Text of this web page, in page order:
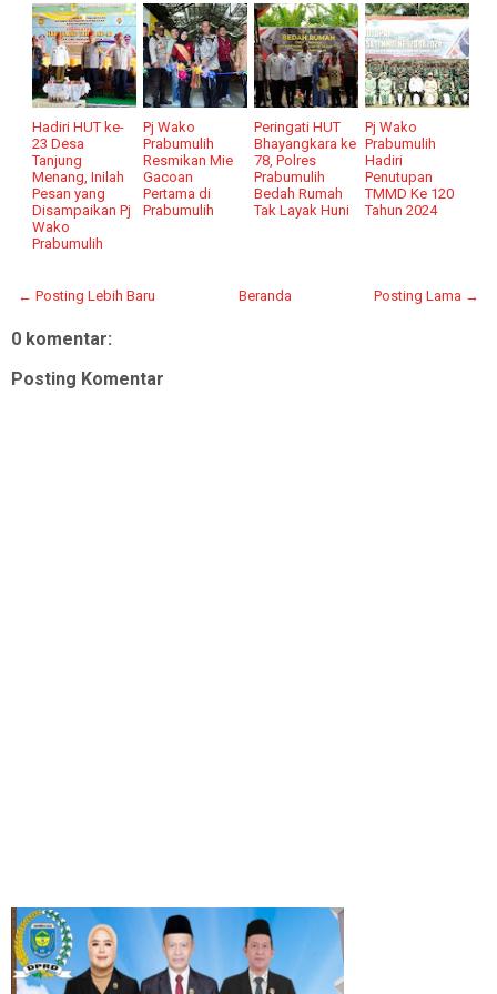
Hadiri HUT ke-
23 Desa
Tanjung
Menang, Inilah
Pesan yang
Disampaikan Pj
Wako
Prabumulih
Pj Wako
Prabumulih
Resmikan Mie
Gacoan
Pertama di
Prabumulih
Peringati HUT
Bhayangkara ke
78, Polres
Prabumulih
Bedah Rumah
Tak Layak Huni
Pj Wako
Prabumulih
Hadiri
Penutupan
TMMD Ke 120
Tahun 2024
← Posting Lebih Baru Posting Lama →
Beranda
0 komentar:
Posting Komentar